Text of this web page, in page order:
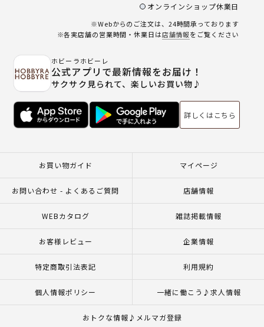
オンラインショップ休業日
※Webからのご注文は、24時間承っております
※各実店舗の営業時間・休業日は店舗情報をご覧ください
ホビーラホビーレ
公式アプリで最新情報をお届け！
サクサク見られて、楽しいお買い物♪
詳しくはこちら
お買い物ガイド マイページ
お問い合わせ - よくあるご質問 店舗情報
WEBカタログ 雑誌掲載情報
お客様レビュー 企業情報
特定商取引法表記 利用規約
個人情報ポリシー 一緒に働こう♪求人情報
おトクな情報♪メルマガ登録